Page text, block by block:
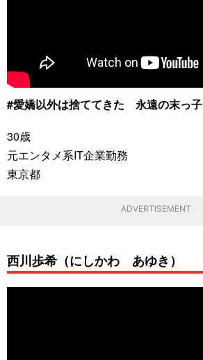
#愛嬌以外は捨ててきた 永遠の末っ子
30歳
元エンタメ系IT企業勤務
東京都
ADVERTISEMENT
西川歩希（にしかわ あゆき）